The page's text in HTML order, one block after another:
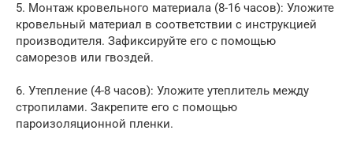
5. Монтаж кровельного материала (8-16 часов): Уложите
кровельный материал в соответствии с инструкцией
производителя. Зафиксируйте его с помощью
саморезов или гвоздей.
6. Утепление (4-8 часов): Уложите утеплитель между
стропилами. Закрепите его с помощью
пароизоляционной пленки.